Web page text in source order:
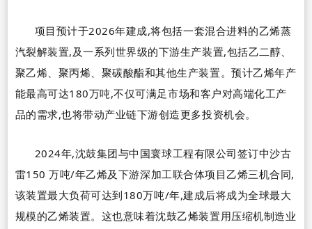
项目预计于2026年建成,将包括一套混合进料的乙烯蒸
汽裂解装置,及一系列世界级的下游生产装置,包括乙二醇、
聚乙烯、聚丙烯、聚碳酸酯和其他生产装置。预计乙烯年产
能最高可达180万吨,不仅可满足市场和客户对高端化工产
品的需求,也将带动产业链下游创造更多投资机会。
2024年,沈鼓集团与中国寰球工程有限公司签订中沙古
雷150万吨/年乙烯及下游深加工联合体项目乙烯三机合同,
该装置最大负荷可达到180万吨/年,建成后将成为全球最大
规模的乙烯装置。这也意味着沈鼓乙烯装置用压缩机制造业